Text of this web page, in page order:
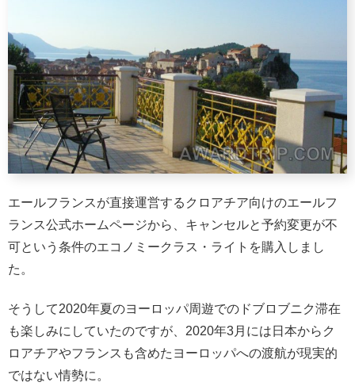
エールフランスが直接運営するクロアチア向けのエールフ
ランス公式ホームページから、キャンセルと予約変更が不
可という条件のエコノミークラス・ライトを購入しまし
た。
そうして2020年夏のヨーロッパ周遊でのドブロブニク滞在
も楽しみにしていたのですが、2020年3月には日本からク
ロアチアやフランスも含めたヨーロッパへの渡航が現実的
ではない情勢に。